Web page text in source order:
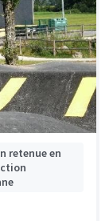
retenue en